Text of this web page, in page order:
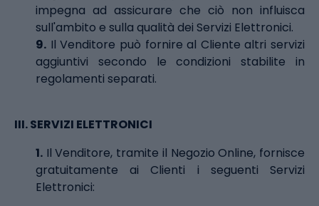
impegna ad assicurare che ciò non influisca
sull'ambito e sulla qualità dei Servizi Elettronici.
9. Il Venditore può fornire al Cliente altri servizi
aggiuntivi secondo le condizioni stabilite in
regolamenti separati.
III.SERVIZI ELETTRONICI
1. Il Venditore, tramite il Negozio Online, fornisce
gratuitamente ai Clienti i seguenti Servizi
Elettronici: